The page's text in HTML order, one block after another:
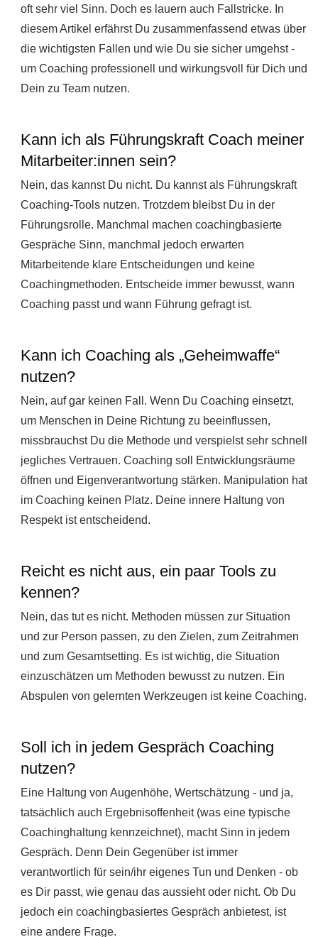
oft sehr viel Sinn. Doch es lauern auch Fallstricke. In
diesem Artikel erfährst Du zusammenfassend etwas über
die wichtigsten Fallen und wie Du sie sicher umgehst -
um Coaching professionell und wirkungsvoll für Dich und
Dein zu Team nutzen.
Kann ich als Führungskraft Coach meiner
Mitarbeiter:innen sein?
Nein, das kannst Du nicht. Du kannst als Führungskraft
Coaching-Tools nutzen. Trotzdem bleibst Du in der
Führungsrolle. Manchmal machen coachingbasierte
Gespräche Sinn, manchmal jedoch erwarten
Mitarbeitende klare Entscheidungen und keine
Coachingmethoden. Entscheide immer bewusst, wann
Coaching passt und wann Führung gefragt ist.
Kann ich Coaching als „Geheimwaffe“
nutzen?
Nein, auf gar keinen Fall. Wenn Du Coaching einsetzt,
um Menschen in Deine Richtung zu beeinflussen,
missbrauchst Du die Methode und verspielst sehr schnell
jegliches Vertrauen. Coaching soll Entwicklungsräume
öffnen und Eigenverantwortung stärken. Manipulation hat
im Coaching keinen Platz. Deine innere Haltung von
Respekt ist entscheidend.
Reicht es nicht aus, ein paar Tools zu
kennen?
Nein, das tut es nicht. Methoden müssen zur Situation
und zur Person passen, zu den Zielen, zum Zeitrahmen
und zum Gesamtsetting. Es ist wichtig, die Situation
einzuschätzen um Methoden bewusst zu nutzen. Ein
Abspulen von gelernten Werkzeugen ist keine Coaching.
Soll ich in jedem Gespräch Coaching
nutzen?
Eine Haltung von Augenhöhe, Wertschätzung - und ja,
tatsächlich auch Ergebnisoffenheit (was eine typische
Coachinghaltung kennzeichnet), macht Sinn in jedem
Gespräch. Denn Dein Gegenüber ist immer
verantwortlich für sein/ihr eigenes Tun und Denken - ob
es Dir passt, wie genau das aussieht oder nicht. Ob Du
jedoch ein coachingbasiertes Gespräch anbietest, ist
eine andere Frage.